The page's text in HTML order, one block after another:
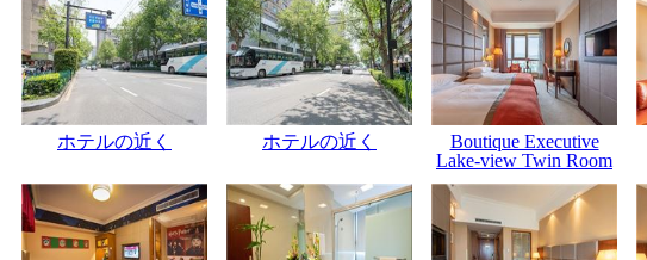
ホテルの近く ホテルの近く
Boutique Executive
Lake-view Twin Room